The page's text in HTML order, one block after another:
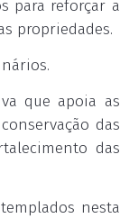
para reforçar a
propriedades.
que apoia as
das
das
nesta